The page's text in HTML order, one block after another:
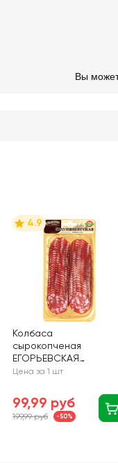
Вы
4.9
Колбаса
сырокопченая
ЕГОРЬЕВСКАЯ
Брауншвейгская ГОСТ,
Цена за 1 шт
99,99 руб
199,99 руб -50%